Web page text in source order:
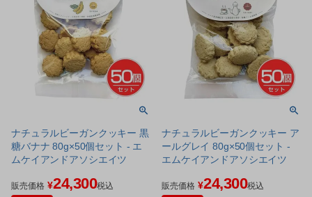
ナチュラルビーガンクッキー 黒
糖バナナ 80g×50個セット - エ
ムケイアンドアソシエイツ
販売価格 ¥24,300税込
ナチュラルビーガンクッキー ア
ールグレイ 80g×50個セット -
エムケイアンドアソシエイツ
販売価格 ¥24,300税込